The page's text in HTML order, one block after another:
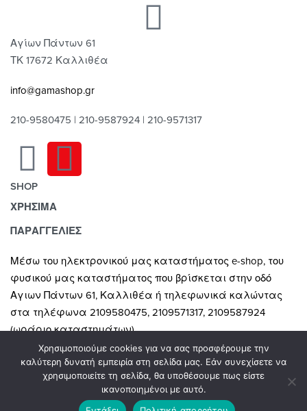
Αγίων Πάντων 61
ΤΚ 17672 Καλλιθέα
info@gamashop.gr
210-9580475 | 210-9587924 | 210-9571317
SHOP
Χαλιά
Κουρτίνες
Ρόλλερ Σκίασης
Γκαζόν
Δάπεδα
Τοίχος
ΧΡΗΣΙΜΑ
Τρόποι Πληρωμής
Επιστροφές
Οροι και Προϋποθέσεις Χρήσης
Προστασία Απορρήτου
ΠΑΡΑΓΓΕΛΙΕΣ
Μέσω του ηλεκτρονικού μας καταστήματος e-shop, του
φυσικού μας καταστήματος που βρίσκεται στην οδό
Αγιων Πάντων 61, Καλλιθέα ή τηλεφωνικά καλώντας
στα τηλέφωνα 2109580475, 2109571317, 2109587924
(ωράριο καταστημάτων).
Οι τιμές Ισχύουν ΜΟΝΟ για ηλεκτρονικές Παραγγελίες
Χρησιμοποιούμε cookies για να σας προσφέρουμε την
καλύτερη δυνατή εμπειρία στη σελίδα μας. Εάν συνεχίσετε να
χρησιμοποιείτε τη σελίδα, θα υποθέσουμε πως είστε
ικανοποιημένοι με αυτό.